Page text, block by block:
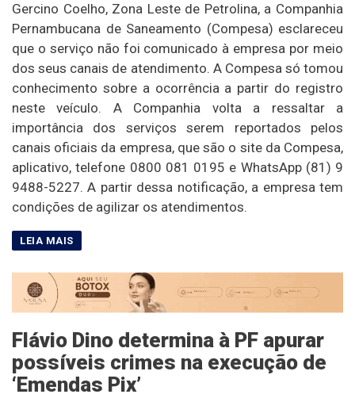
Gercino Coelho, Zona Leste de Petrolina, a Companhia
Pernambucana de Saneamento (Compesa) esclareceu
que o serviço não foi comunicado à empresa por meio
dos seus canais de atendimento. A Compesa só tomou
conhecimento sobre a ocorrência a partir do registro
neste veículo. A Companhia volta a ressaltar a
importância dos serviços serem reportados pelos
canais oficiais da empresa, que são o site da Compesa,
aplicativo, telefone 0800 081 0195 e WhatsApp (81) 9
9488-5227. A partir dessa notificação, a empresa tem
condições de agilizar os atendimentos.
Flávio Dino determina à PF apurar
possíveis crimes na execução de
‘Emendas Pix’